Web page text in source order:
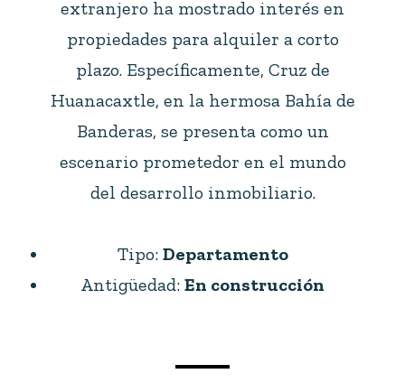
extranjero ha mostrado interés en
propiedades para alquiler a corto
plazo. Específicamente, Cruz de
Huanacaxtle, en la hermosa Bahía de
Banderas, se presenta como un
escenario prometedor en el mundo
del desarrollo inmobiliario.
Tipo: Departamento
Antigüedad: En construcción